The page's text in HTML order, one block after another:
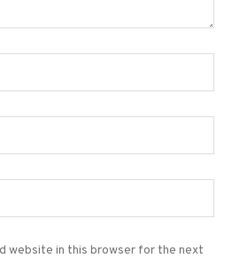
website in this browser for the next